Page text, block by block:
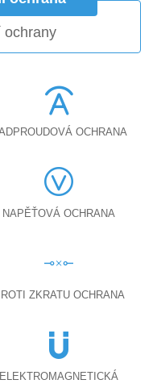
ochrany
OCHRANA
NAPĚŤOVÁ OCHRANA
ZKRATU OCHRANA
ELEKTROMAGNETICKÁ